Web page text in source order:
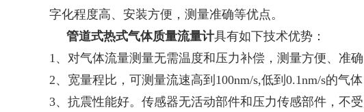
字化程度高、安装方便，测量准确等优点。
管道式热式气体质量流量计具有如下技术优势：
1、对气体流量测量无需温度和压力补偿，测量方便、准
2、宽量程比，可测量流速高到100nm/s,低到0.1nm/s的气
3、抗震性能好。传感器无活动部件和压力传感部件，不